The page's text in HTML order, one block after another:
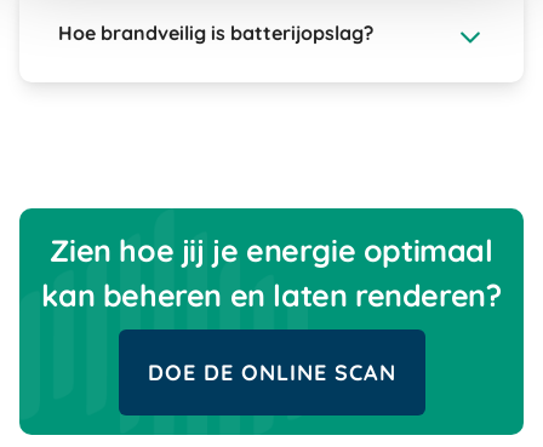
Hoe brandveilig is batterijopslag?
Zien hoe jij je energie optimaal
kan beheren en laten renderen?
DOE DE ONLINE SCAN